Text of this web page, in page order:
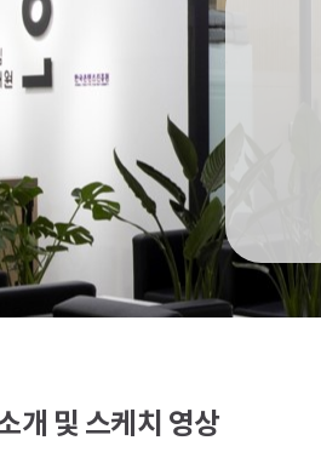
개 및 스케치 영상